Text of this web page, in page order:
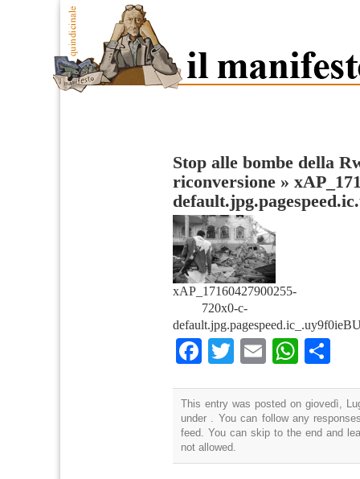
Stop alle bombe della
riconversione »
xAP_17160427900255-
720x0-c-
Facebook
TwitterEmail
This entry was posted on giovedì,
under . You can follow any
feed. You can skip to the end and
not allowed.